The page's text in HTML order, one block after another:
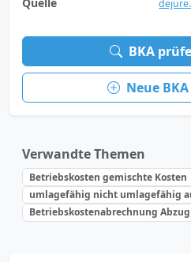
Quelle
BKA
Neue
Verwandte Themen
Betriebskosten gemischte Kosten
umlagefähig nicht umlagefähig
Betriebskostenabrechnung Abzug